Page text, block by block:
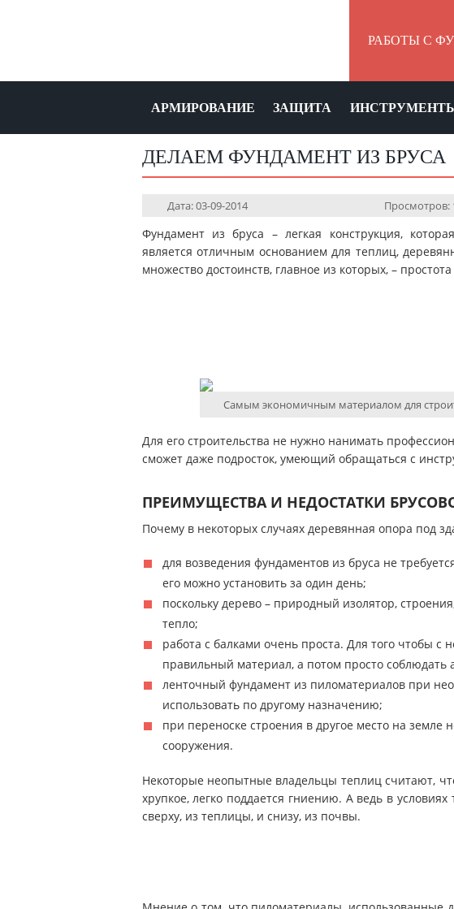
АРМИРОВАНИЕ ЗАЩИТА
РАБОТЫ С
ДЕЛАЕМ ФУНДАМЕНТ ИЗ БРУСА
Дата: 03-09-2014 Просмотров:
Фундамент из бруса – легкая конструкция,
является отличным основанием для теплиц,
множество достоинств, главное из которых, –
Самым экономичным материалом для
Для его строительства не нужно нанимать
сможет даже подросток, умеющий обращаться с
ПРЕИМУЩЕСТВА И НЕДОСТАТКИ
Почему в некоторых случаях деревянная опора под
для возведения фундаментов из бруса не
его можно установить за один день;
поскольку дерево – природный изолятор,
тепло;
работа с балками очень проста. Для того чтобы с
правильный материал, а потом просто соблюдать
ленточный фундамент из пиломатериалов при
использовать по другому назначению;
при переноске строения в другое место на земле
сооружения.
Некоторые неопытные владельцы теплиц считают,
хрупкое, легко поддается гниению. А ведь в
сверху, из теплицы, и снизу, из почвы.